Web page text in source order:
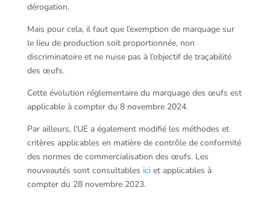
dérogation.
Mais pour cela, il faut que l’exemption de marquage sur
le lieu de production soit proportionnée, non
discriminatoire et ne nuise pas à l’objectif de traçabilité
des œufs.
Cette évolution réglementaire du marquage des œufs est
applicable à compter du 8 novembre 2024.
Par ailleurs, l’UE a également modifié les méthodes et
critères applicables en matière de contrôle de conformité
des normes de commercialisation des œufs. Les
nouveautés sont consultables ici et applicables à
compter du 28 novembre 2023.